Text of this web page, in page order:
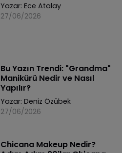
Yazar: Ece Atalay
27/06/2026
Bu Yazın Trendi: "Grandma"
Manikürü Nedir ve Nasıl
Yapılır?
Yazar: Deniz Özübek
27/06/2026
Chicana Makeup Nedir?